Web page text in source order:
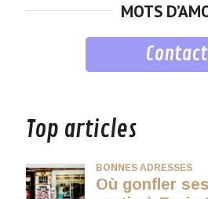
MOTS
Contact
Top articles